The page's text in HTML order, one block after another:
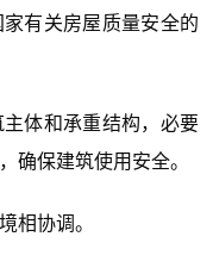
有关房屋质量安全的
体和承重结构，必要
确保建筑使用安全。
协调。